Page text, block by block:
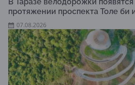
протяжении проспекта Толе би
07.08.2026